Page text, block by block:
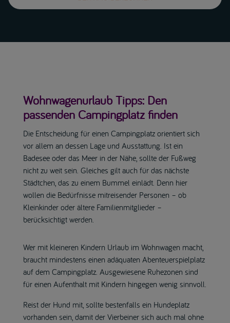
Wohnwagenurlaub Tipps: Den
passenden Campingplatz finden
Die Entscheidung für einen Campingplatz orientiert sich
vor allem an dessen Lage und Ausstattung. Ist ein
Badesee oder das Meer in der Nähe, sollte der Fußweg
nicht zu weit sein. Gleiches gilt auch für das nächste
Städtchen, das zu einem Bummel einlädt. Denn hier
wollen die Bedürfnisse mitreisender Personen – ob
Kleinkinder oder ältere Familienmitglieder –
berücksichtigt werden.
Wer mit kleineren Kindern Urlaub im Wohnwagen macht,
braucht mindestens einen adäquaten Abenteuerspielplatz
auf dem Campingplatz. Ausgewiesene Ruhezonen sind
für einen Aufenthalt mit Kindern hingegen wenig sinnvoll.
Reist der Hund mit, sollte bestenfalls ein Hundeplatz
vorhanden sein, damit der Vierbeiner sich auch mal ohne